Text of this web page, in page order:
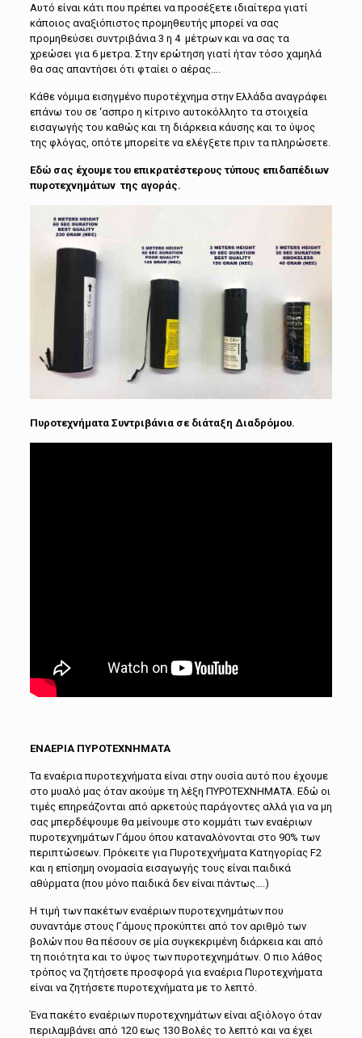
Αυτό είναι κάτι που πρέπει να προσέξετε ιδιαίτερα γιατί
κάποιος αναξιόπιστος προμηθευτής μπορεί να σας
προμηθεύσει συντριβάνια 3 η 4 μέτρων και να σας τα
χρεώσει για 6 μετρα. Στην ερώτηση γιατί ήταν τόσο χαμηλά
θα σας απαντήσει ότι φταίει ο αέρας….
Κάθε νόμιμα εισηγμένο πυροτέχνημα στην Ελλάδα αναγράφει
επάνω του σε ‘ασπρο η κίτρινο αυτοκόλλητο τα στοιχεία
εισαγωγής του καθώς και τη διάρκεια κάυσης και το ύψος
της φλόγας, οπότε μπορείτε να ελέγξετε πριν τα πληρώσετε.
Εδώ σας έχουμε του επικρατέστερους τύπους επιδαπέδιων
πυροτεχνημάτων της αγοράς.
Πυροτεχνήματα Συντριβάνια σε διάταξη Διαδρόμου.
ΕΝΑΕΡΙΑ ΠΥΡΟΤΕΧΝΗΜΑΤΑ
Τα εναέρια πυροτεχνήματα είναι στην ουσία αυτό που έχουμε
στο μυαλό μας όταν ακούμε τη λέξη ΠΥΡΟΤΕΧΝΗΜΑΤΑ. Εδώ οι
τιμές επηρεάζονται από αρκετούς παράγοντες αλλά για να μη
σας μπερδέψουμε θα μείνουμε στο κομμάτι των εναέριων
πυροτεχνημάτων Γάμου όπου καταναλόνονται στο 90% των
περιπτώσεων. Πρόκειτε για Πυροτεχνήματα Κατηγορίας F2
και η επίσημη ονομασία εισαγωγής τους είναι παιδικά
αθύρματα (που μόνο παιδικά δεν είναι πάντως….)
Η τιμή των πακέτων εναέριων πυροτεχνημάτων που
συναντάμε στους Γάμους προκύπτει από τον αριθμό των
βολών που θα πέσουν σε μία συγκεκριμένη διάρκεια και από
τη ποιότητα και το ύψος των πυροτεχνημάτων. Ο πιο λάθος
τρόπος να ζητήσετε προσφορά για εναέρια Πυροτεχνήματα
είναι να ζητήσετε πυροτεχνήματα με το λεπτό.
Ένα πακέτο εναέριων πυροτεχνημάτων είναι αξιόλογο όταν
περιλαμβάνει από 120 εως 130 Βολές το λεπτό και να έχει